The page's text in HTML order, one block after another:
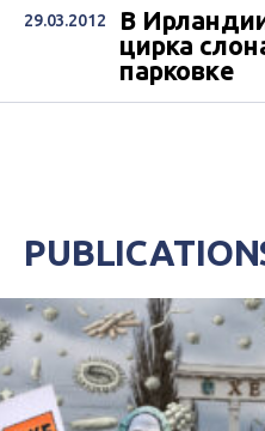
29.03.2012
В
цирка
парковке